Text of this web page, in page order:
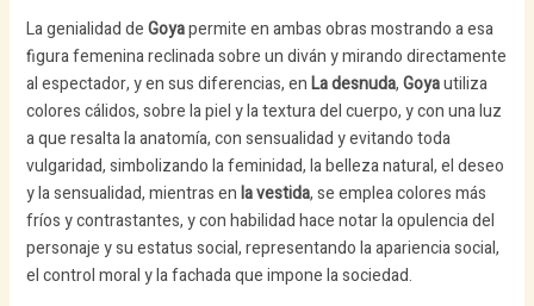
La genialidad deGoyapermite en ambas obras mostrando a esa
figura femenina reclinada sobre un diván y mirando directamente
al espectador, y en sus diferencias, enLa desnuda,Goyautiliza
colores cálidos, sobre la piel y la textura del cuerpo, y con una luz
a que resalta la anatomía, con sensualidad y evitando toda
vulgaridad, simbolizando la feminidad, la belleza natural, el deseo
y la sensualidad, mientras enla vestida, se emplea colores más
fríos y contrastantes, y con habilidad hace notar la opulencia del
personaje y su estatus social, representando la apariencia social,
el control moral y la fachada que impone la sociedad.